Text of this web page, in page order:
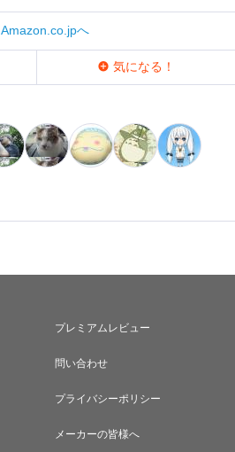
Amazon.co.jpへ
気になる！
プレミアムレビュー
問い合わせ
プライバシーポリシー
メーカーの皆様へ